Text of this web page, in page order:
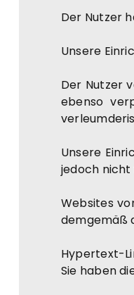
Der Nutzer
Unsere
Der Nutzer
ebenso
Unsere
jedoch
Websites
demgemäß
Hypertext-
Sie haben